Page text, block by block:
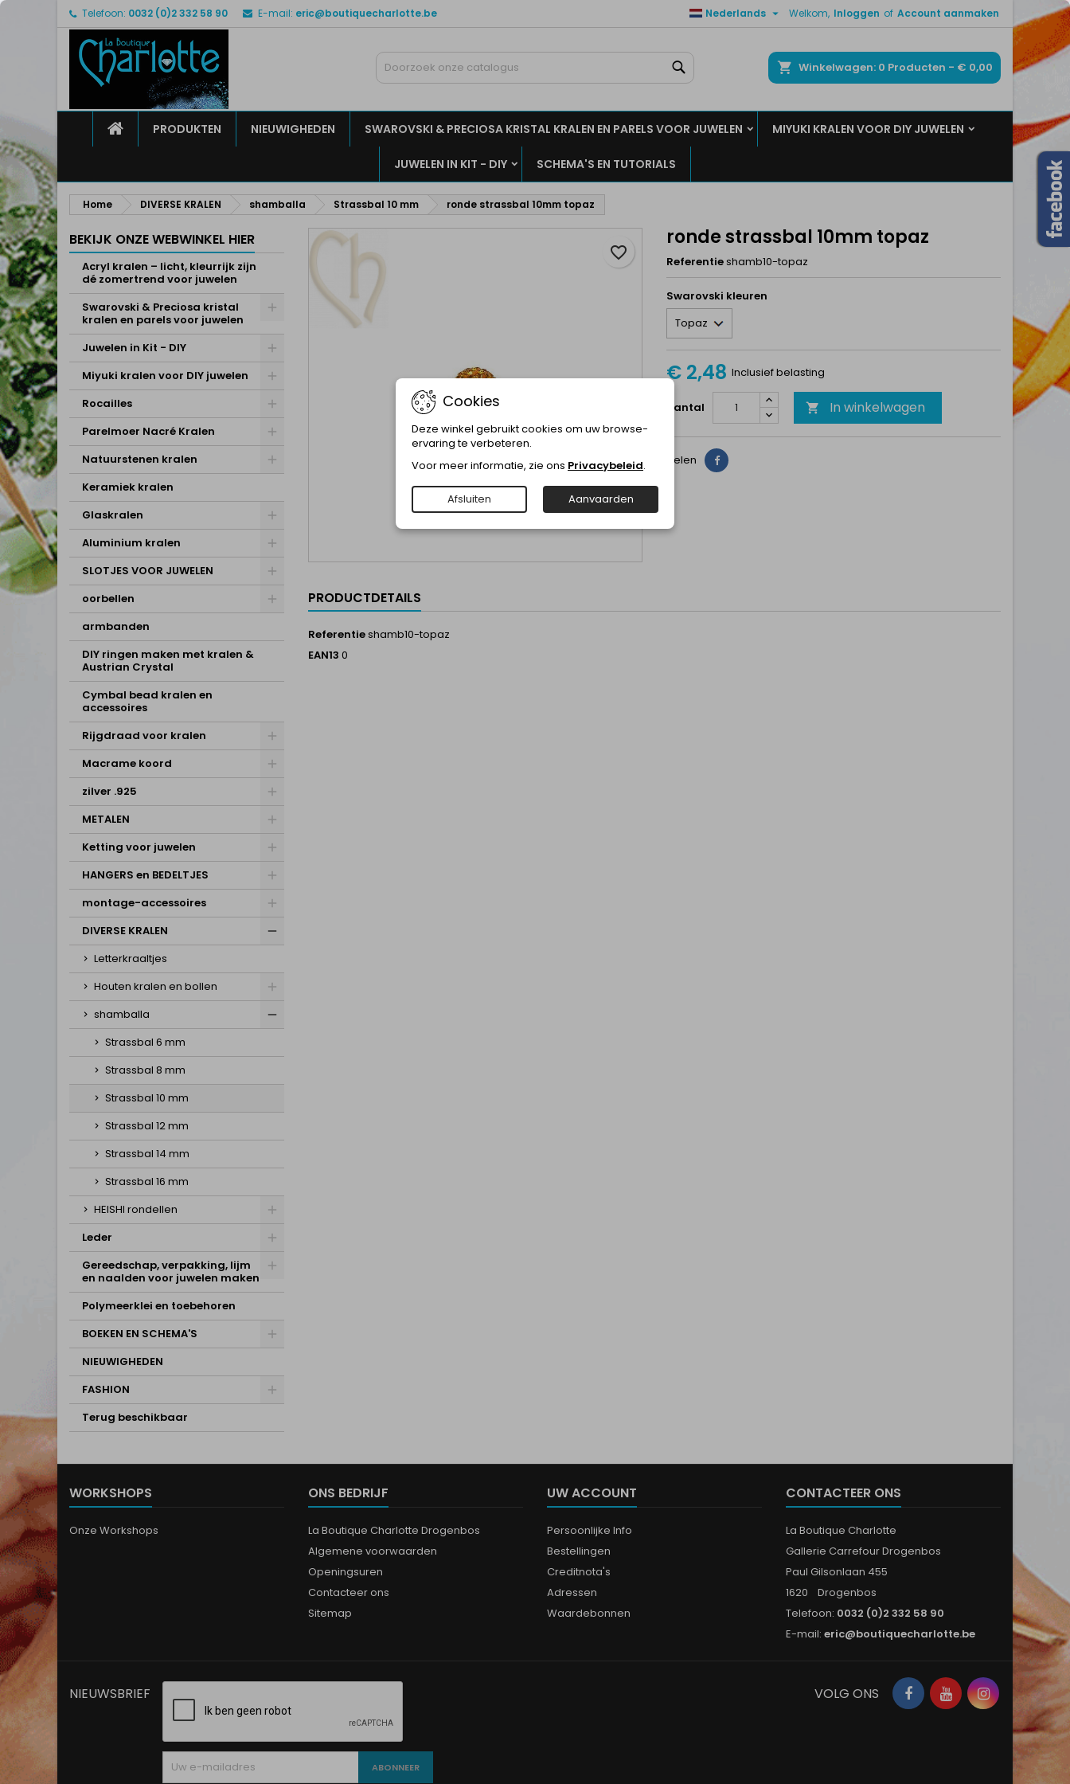
Telefoon: 0032 (0)2 332 58 90 E-mail: eric@boutiquecharlotte.be Welkom, Inloggen of Account aanmaken
Nederlands 
Winkelwagen 0 Producten - € 0,00
HOMEPRODUKTEN NIEUWIGHEDEN SWAROVSKI & PRECIOSA KRISTAL KRALEN EN PARELS VOOR JUWELEN MIYUKI KRALEN VOOR DIY JUWELEN
JUWELEN IN KIT - DIY SCHEMA'S EN TUTORIALS
Home DIVERSE KRALEN shamballa Strassbal 10 mm ronde strassbal 10mm topaz
BEKIJK ONZE WEBWINKEL HIER
Acryl kralen – licht, kleurrijk zijn
dé zomertrend voor juwelen
Swarovski & Preciosa kristal
kralen en parels voor juwelen
Juwelen in Kit - DIY
Miyuki kralen voor DIY juwelen
Rocailles
Parelmoer Nacré Kralen
Natuurstenen kralen
Keramiek kralen
Glaskralen
Aluminium kralen
SLOTJES VOOR JUWELEN
oorbellen
armbanden
DIY ringen maken met kralen &
Austrian Crystal
Cymbal bead kralen en
accessoires
Rijgdraad voor kralen
Macrame koord
zilver .925
METALEN
Ketting voor juwelen
HANGERS en BEDELTJES
montage-accessoires
DIVERSE KRALEN
Letterkraaltjes
Houten kralen en bollen
shamballa
Strassbal 6 mm
Strassbal 8 mm
Strassbal 10 mm
Strassbal 12 mm
Strassbal 14 mm
Strassbal 16 mm
HEISHI rondellen
Leder
Gereedschap, verpakking, lijm
en naalden voor juwelen maken
Polymeerklei en toebehoren
BOEKEN EN SCHEMA'S
NIEUWIGHEDEN
FASHION
Terug beschikbaar
ronde strassbal 10mm topaz
Referentieshamb10-topaz
Swarovski kleuren
€ 2,48 Inclusief belasting
Aantal  In winkelwagen
favorite_border
Delen Delen
PRODUCTDETAILS
Referentieshamb10-topaz
EAN13 0
WORKSHOPS
Onze Workshops
ONS BEDRIJF
La Boutique Charlotte Drogenbos
Algemene voorwaarden
Openingsuren
Contacteer ons
Sitemap
UW ACCOUNT
Persoonlijke Info
Bestellingen
Creditnota's
Adressen
Waardebonnen
CONTACTEER ONS
La Boutique Charlotte
Gallerie Carrefour Drogenbos
Paul Gilsonlaan 455
1620 Drogenbos
Telefoon: 0032 (0)2 332 58 90
E-mail: eric@boutiquecharlotte.be
Mijn verlanglijsten
Maak een lijst
Maak een verlanglijst
Inloggen
U moet ingelogd zijn om producten in uw verlanglijst op te slaan.
Annuleren Inloggen
Cookies
Deze winkel gebruikt cookies om uw browse-
ervaring te verbeteren.
Voor meer informatie, zie ons Privacybeleid.
Afsluiten Aanvaarden
NIEUWSBRIEF FacebookYouTubeInstagram
VOLG ONS